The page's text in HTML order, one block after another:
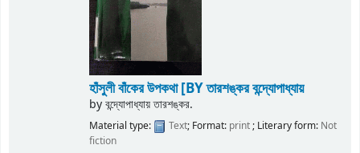
হাঁসুলী বাঁকের উপকথা[BY তারশঙ্কর বন্দ্যোপাধ্যায়
byবন্দ্যোপাধ্যায় তারশঙ্কর.
Material type: Text; Format: print; Literary form: Not
fiction